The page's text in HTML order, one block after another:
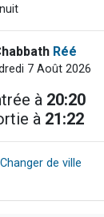
Réé
7 Août 2026
à 20:20
à 21:22
de ville